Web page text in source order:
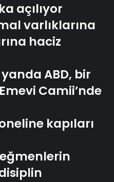
açılıyor
varlıklarına
haciz
ABD, bir
Camii’nde
kapıları